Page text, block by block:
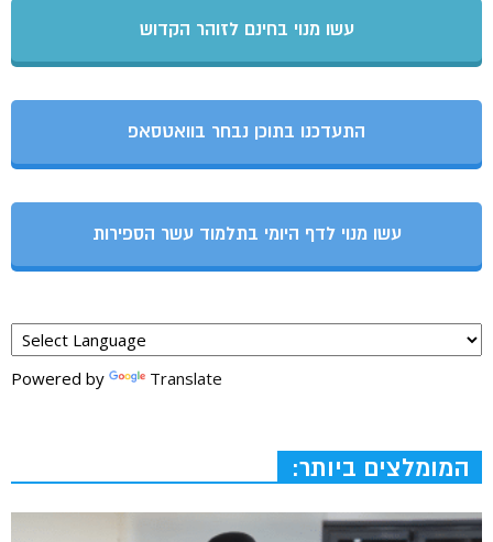
עשו מנוי בחינם לזוהר הקדוש
התעדכנו בתוכן נבחר בוואטסאפ
עשו מנוי לדף היומי בתלמוד עשר הספירות
Powered by Translate
המומלצים ביותר: